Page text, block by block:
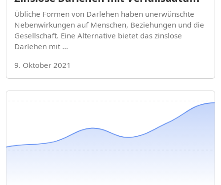
Übliche Formen von Darlehen haben unerwünschte
Nebenwirkungen auf Menschen, Beziehungen und die
Gesellschaft. Eine Alternative bietet das zinslose
Darlehen mit …
9. Oktober 2021